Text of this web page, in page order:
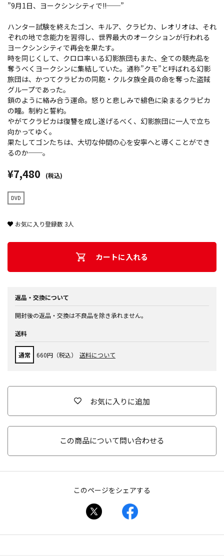
”9月1日、ヨークシンシティで!!──”
ハンター試験を終えたゴン、キルア、クラピカ、レオリオは、それ
ぞれの地で念能力を習得し、世界最大のオークションが行われる
ヨークシンシティで再会を果たす。
時を同じくして、クロロ率いる幻影旅団もまた、全ての競売品を
奪うべくヨークシンに集結していた。通称”クモ”と呼ばれる幻影
旅団は、かつてクラピカの同胞・クルタ族全員の命を奪った盗賊
グループであった。
鎖のように絡み合う運命。怒りと悲しみで緋色に染まるクラピカ
の瞳。制約と誓約。
やがてクラピカは復讐を成し遂げるべく、幻影旅団に一人で立ち
向かってゆく。
果たしてゴンたちは、大切な仲間の心を安寧へと導くことができ
るのか──。
¥7,480 (税込)
DVD
お気に入り登録数3人
カートに入れる
返品・交換について
開封後の返品・交換は不良品を除き承れません。
送料
通常 660円（税込） 送料について
お気に入りに追加
この商品について問い合わせる
このページをシェアする